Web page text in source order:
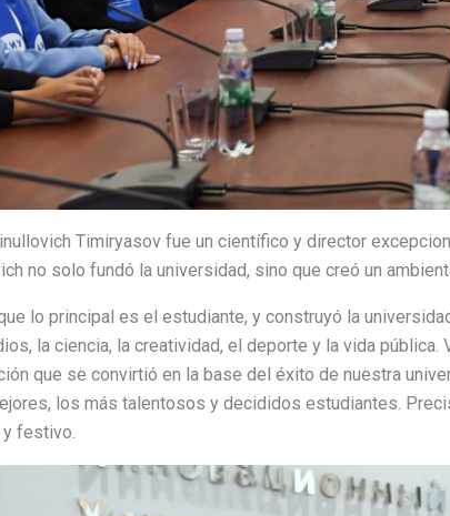
Timiryasov fue un científico y director
no solo fundó la universidad, sino que creó un
lo principal es el estudiante, y construyó la
la ciencia, la creatividad, el deporte y la vida
que se convirtió en la base del éxito de nuestra
los más talentosos y decididos estudiantes.
festivo.